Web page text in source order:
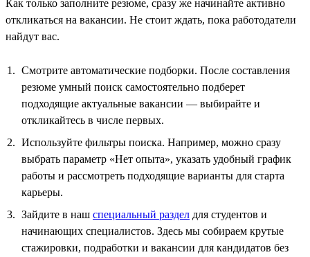
Как только заполните резюме, сразу же начинайте активно
откликаться на вакансии. Не стоит ждать, пока работодатели
найдут вас.
Смотрите автоматические подборки. После составления
резюме умный поиск самостоятельно подберет
подходящие актуальные вакансии — выбирайте и
откликайтесь в числе первых.
Используйте фильтры поиска. Например, можно сразу
выбрать параметр «Нет опыта», указать удобный график
работы и рассмотреть подходящие варианты для старта
карьеры.
Зайдите в наш специальный раздел для студентов и
начинающих специалистов. Здесь мы собираем крутые
стажировки, подработки и вакансии для кандидатов без